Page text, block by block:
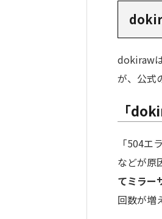
dokiraw
が、公式
「
「504エ
などが原
てミラー
回数が増